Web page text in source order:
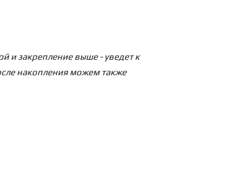
и закрепление выше - уведет к
накопления можем также